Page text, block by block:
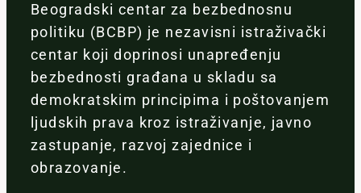
Beogradski centar za bezbednosnu
politiku (BCBP) je nezavisni istraživački
centar koji doprinosi unapređenju
bezbednosti građana u skladu sa
demokratskim principima i poštovanjem
ljudskih prava kroz istraživanje, javno
zastupanje, razvoj zajednice i
obrazovanje.